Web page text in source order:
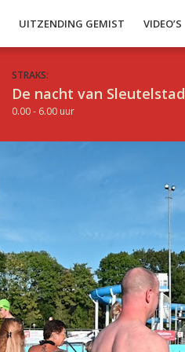
UITZENDING GEMIST VIDEO’S
STRAKS:
De nacht van Sleutelstad
0.00 - 6.00 uur